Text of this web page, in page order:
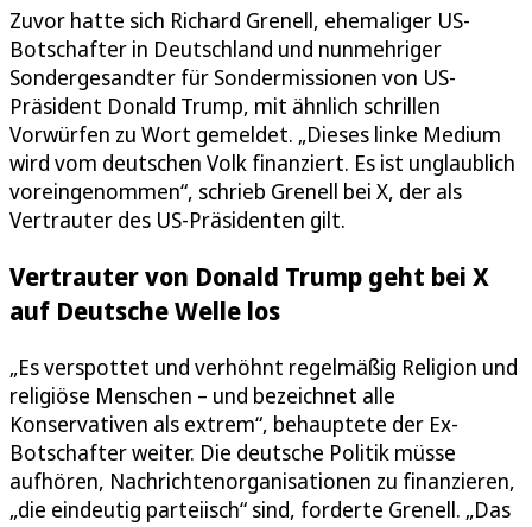
Zuvor hatte sich Richard Grenell, ehemaliger US-
Botschafter in Deutschland und nunmehriger
Sondergesandter für Sondermissionen von US-
Präsident Donald Trump, mit ähnlich schrillen
Vorwürfen zu Wort gemeldet. „Dieses linke Medium
wird vom deutschen Volk finanziert. Es ist unglaublich
voreingenommen“, schrieb Grenell bei X, der als
Vertrauter des US-Präsidenten gilt.
Vertrauter von Donald Trump geht bei X
auf Deutsche Welle los
„Es verspottet und verhöhnt regelmäßig Religion und
religiöse Menschen – und bezeichnet alle
Konservativen als extrem“, behauptete der Ex-
Botschafter weiter. Die deutsche Politik müsse
aufhören, Nachrichtenorganisationen zu finanzieren,
„die eindeutig parteiisch“ sind, forderte Grenell. „Das